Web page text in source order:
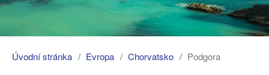
Úvodní stránka Evropa Chorvatsko Podgora